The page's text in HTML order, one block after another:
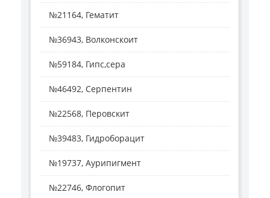
№21164, Гематит
№36943, Волконскоит
№59184, Гипс,сера
№46492, Серпентин
№22568, Перовскит
№39483, Гидроборацит
№19737, Аурипигмент
№22746, Флогопит